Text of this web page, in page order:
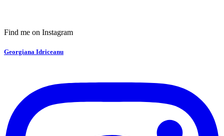
Find me on Instagram
Georgiana Idriceanu